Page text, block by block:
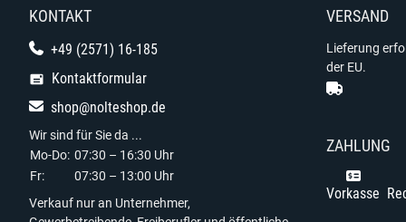
KONTAKT
+49 (2571) 16-185
Kontaktformular
shop@nolteshop.de
Wir sind für Sie da ...
Mo-Do: 07:30 – 16:30 Uhr
Fr:
07:30 – 13:00 Uhr
Verkauf nur an Unternehmer,
VERSAND
Lieferung
der EU.
ZAHLUNG
Vorkasse